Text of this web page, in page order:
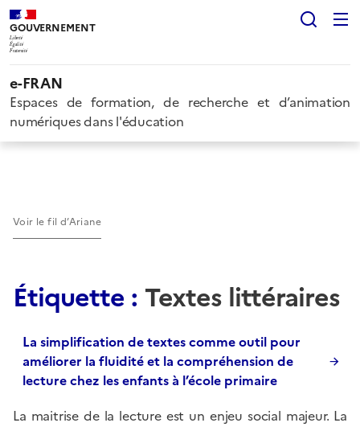
GOUVERNEMENT
Liberté
Égalité
Fraternité
e-FRAN
Espaces de formation, de recherche et d’animation
numériques dans l'éducation
Voir le fil d’Ariane
Étiquette : Textes littéraires
La simplification de textes comme outil pour
améliorer la fluidité et la compréhension de
lecture chez les enfants à l’école primaire
La maitrise de la lecture est un enjeu social majeur. La